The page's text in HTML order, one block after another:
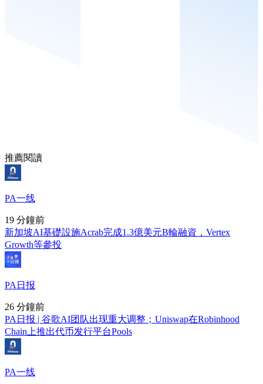
推薦閱讀
PA一线
19 分鐘前
新加坡AI基礎設施Acrab完成1.3億美元B輪融資，Vertex
Growth等參投
PA日报
26 分鐘前
PA日报 | 谷歌AI团队出现重大调整；Uniswap在Robinhood
Chain上推出代币发行平台Pools
PA一线